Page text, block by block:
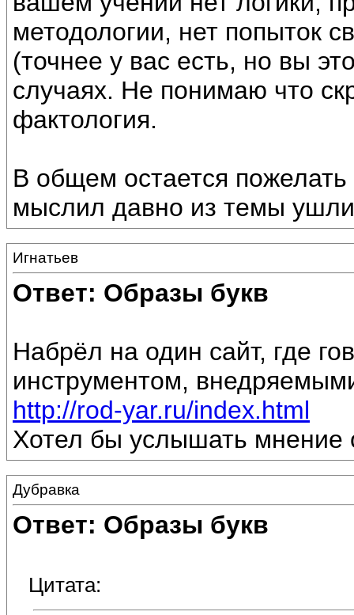
методологии, нет попыток
(точнее у вас есть, но вы
случаях. Не понимаю что
фактология.
В общем остается
мыслил давно из темы
Игнатьев
Ответ: Образы букв
Набрёл на один сайт, где
инструментом,
http://rod-yar.ru/index.html
Хотел бы услышать мнение
Дубравка
Ответ: Образы букв
Цитата: